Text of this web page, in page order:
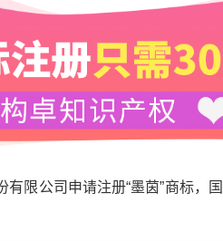
公司申请注册“墨茵”商标，